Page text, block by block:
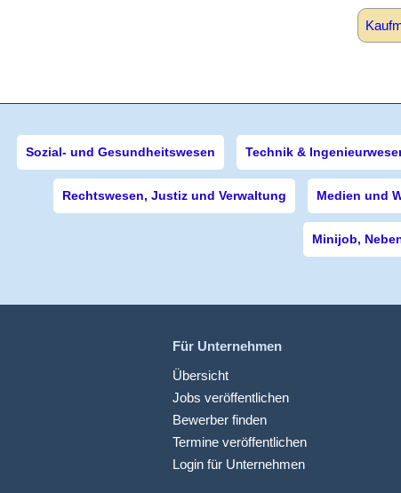
Sozial- und Gesundheitswesen Technik &
Rechtswesen, Justiz und Verwaltung Medien und
Minijob,
Für Unternehmen
Übersicht
Jobs veröffentlichen
Bewerber finden
Termine veröffentlichen
Login für Unternehmen